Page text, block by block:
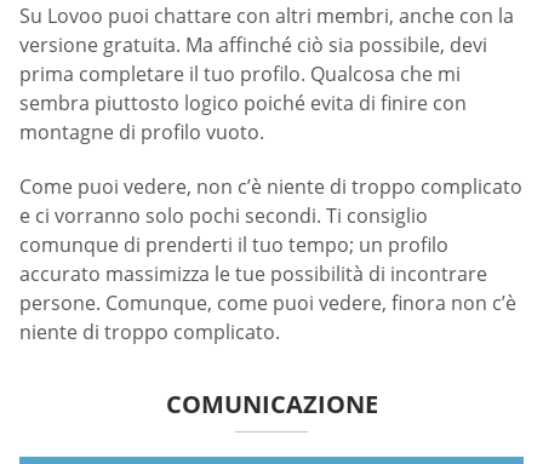
Su Lovoo puoi chattare con altri membri, anche con la
versione gratuita. Ma affinché ciò sia possibile, devi
prima completare il tuo profilo. Qualcosa che mi
sembra piuttosto logico poiché evita di finire con
montagne di profilo vuoto.
Come puoi vedere, non c’è niente di troppo complicato
e ci vorranno solo pochi secondi. Ti consiglio
comunque di prenderti il tuo tempo; un profilo
accurato massimizza le tue possibilità di incontrare
persone. Comunque, come puoi vedere, finora non c’è
niente di troppo complicato.
COMUNICAZIONE